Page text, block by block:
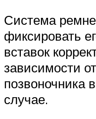
Система
фиксировать
вставок
зависимости
позвоночника
случае.